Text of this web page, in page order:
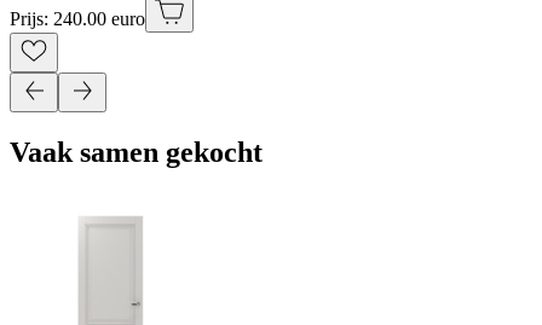
Prijs: 240.00 euro
Vaak samen gekocht